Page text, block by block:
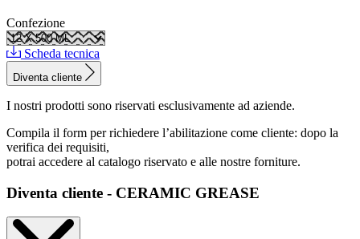
Confezione
Scheda tecnica
Diventa cliente
I nostri prodotti sono riservati esclusivamente ad aziende.
Compila il form per richiedere l’abilitazione come cliente: dopo la
verifica dei requisiti,
potrai accedere al catalogo riservato e alle nostre forniture.
Diventa cliente - CERAMIC GREASE